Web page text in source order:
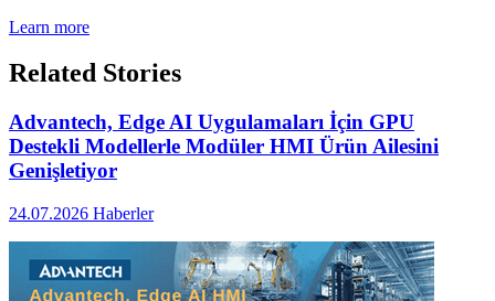
Learn more
Related Stories
Advantech, Edge AI Uygulamaları İçin GPU
Destekli Modellerle Modüler HMI Ürün Ailesini
Genişletiyor
24.07.2026 Haberler